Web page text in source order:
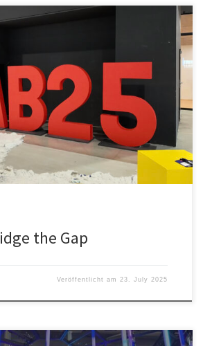
Ahoj Fab25 und díky für alles! Auch in
an der Fab Konferenz teilgenommen und
gesammelt. Die Fab25 hat, falls ihr noch
in diesem Jahr in Tschechien
gesagt in Brünn und in Prag. […]
the Gap
Veröffentlicht am 23. July 2025